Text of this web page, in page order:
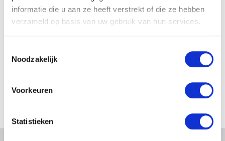
informatie die u aan ze heeft verstrekt of die ze hebben
verzameld op basis van uw gebruik van hun services.
Noodzakelijk
Voorkeuren
Statistieken
PRACHTIGE FOTO MET BABY